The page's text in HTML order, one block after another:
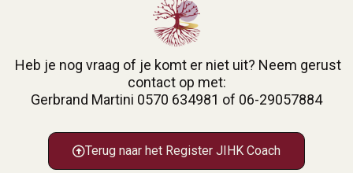
Heb je nog vraag of je komt er niet uit? Neem gerust
contact op met:
Gerbrand Martini 0570 634981 of 06-29057884
Terug naar het Register JIHK Coach